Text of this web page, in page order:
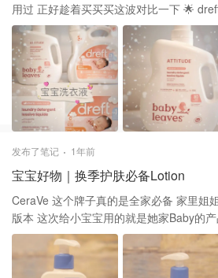
用过 正好趁着买买买这波对比一下 🌟 dreft感觉是市面上最普及的
牌子了 分newnorn stage1 active stage2
用的是她家 香是真的很香，但不敏感的
很不错，奶渍都洗的很干净 🌟 到弟弟一开始也沿用了dreft 但他偶
尔会起疹子，儿医就建议用all free的那种
家的 感觉更天然无添加一些，没太多香味
没再长疹子 衣服洗的也挺干净，所以推
发布了笔记 1年前
宝宝好物｜换季护肤必备Lotion
CeraVe 这个牌子真的是全家必备 家里姐
版本 这次给小宝宝用的就是她家Baby的产品 这款lotion真的是
保湿必不可少的！ 其中不含香料等成分
的皮肤 尤其是换季干燥的时候尤其需要！ 乳液延展性很好，极易推
开 涂完了也吸收的很快，没有油腻感 是